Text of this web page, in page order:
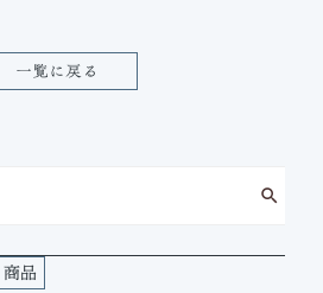
一覧に戻る
search
商品